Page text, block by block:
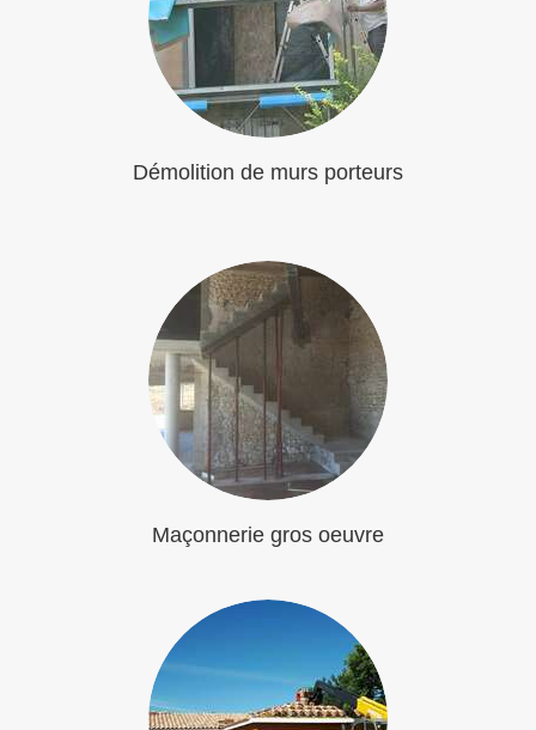
Démolition de murs porteurs
Maçonnerie gros oeuvre